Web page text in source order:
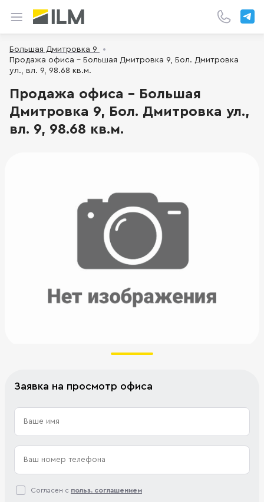
Большая Дмитровка 9
Продажа офиса - Большая Дмитровка 9, Бол. Дмитровка
ул., вл. 9, 98.68 кв.м.
Продажа офиса - Большая
Дмитровка 9, Бол. Дмитровка ул.,
вл. 9, 98.68 кв.м.
Заявка на просмотр офиса
Согласен с польз. соглашением